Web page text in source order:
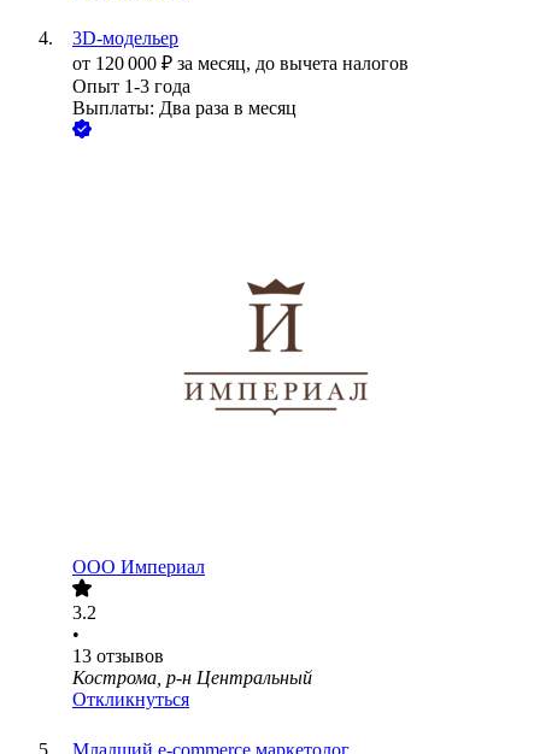
3D-модельер
от 120 000 ₽ за месяц, до вычета налогов
Опыт 1-3 года
Выплаты: Два раза в месяц
ООО Империал
3.2
•
13 отзывов
Кострома, р-н Центральный
Откликнуться